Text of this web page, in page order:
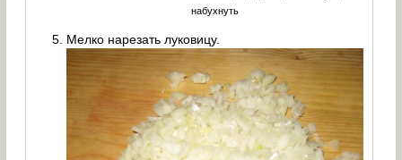
набухнуть
Мелко нарезать луковицу.